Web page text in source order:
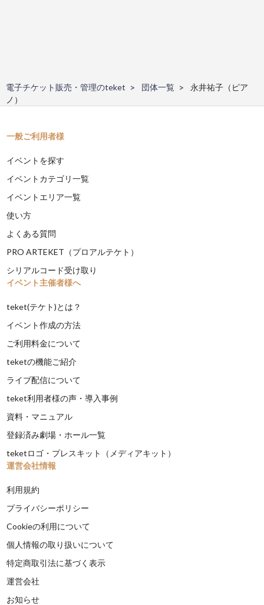
電子チケット販売・管理のteket 団体一覧
永井祐子（ピア
ノ）
一般ご利用者様
イベントを探す
イベントカテゴリ一覧
イベントエリア一覧
使い方
よくある質問
PRO ARTEKET（プロアルテケト）
シリアルコード受け取り
イベント主催者様へ
teket(テケト)とは？
イベント作成の方法
ご利用料金について
teketの機能ご紹介
ライブ配信について
teket利用者様の声・導入事例
資料・マニュアル
登録済み劇場・ホール一覧
teketロゴ・プレスキット（メディアキット）
運営会社情報
利用規約
プライバシーポリシー
Cookieの利用について
個人情報の取り扱いについて
特定商取引法に基づく表示
運営会社
お知らせ